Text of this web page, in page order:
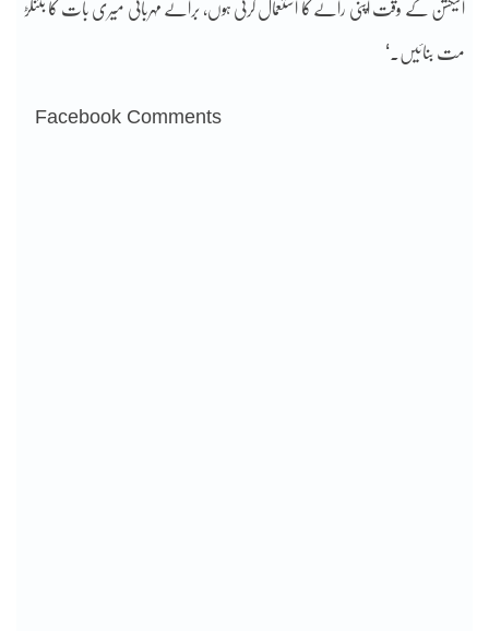
الیکشن کے وقت اپنی رائے کا استعمال کرتی ہوں، برائے مہربانی میری بات کا بتنگڑ
مت بنائیں۔‘
Facebook Comments